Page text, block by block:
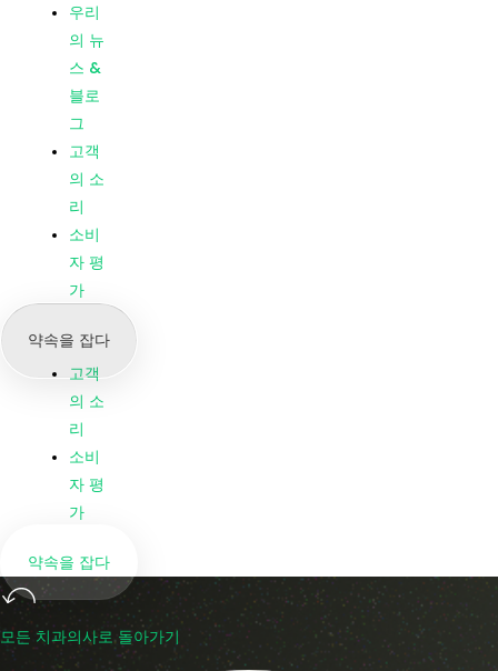
치료
지점
Dentists
Payment
Options
약
About
Us
우리
의 뉴
스 &
그
고객
의 소
리
소비
자 평
가
약속을 잡다
우리
의 뉴
스 &
블로
그
고객
의 소
리
소비
자 평
가
약속을 잡다
모든 치과의사로 돌아가기